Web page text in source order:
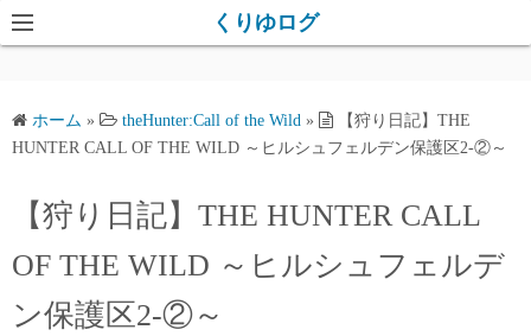
コ
ン
ツ
ッ
くりゆログ
ホーム » theHunter:Call of the Wild »
【狩り日記】THE
HUNTER CALL OF THE WILD ～ヒルシュフェルデン保護区2-②～
【狩り日記】THE HUNTER CALL
OF THE WILD ～ヒルシュフェルデ
ン保護区2-②～